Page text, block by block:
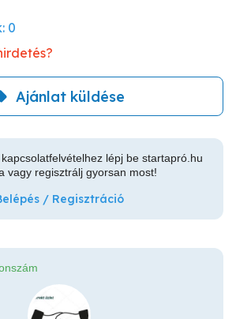
0
Ajánlat küldése
lépj be startapró.hu
vagy regisztrálj gyorsan most!
/ Regisztráció